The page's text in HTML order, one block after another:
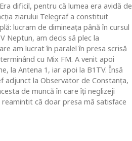
dificil, pentru că lumea era avidă de
ziarului Telegraf a constituit
lucram de dimineaţa până în cursul
Neptun, am decis să plec la
am lucrat în paralel în presa scrisă
cu Mix FM. A venit apoi
la Antena 1, iar apoi la B1TV. Însă
adjunct la Observator de Constanţa,
de muncă în care îţi neglizeji
reamintit că doar presa mă satisface